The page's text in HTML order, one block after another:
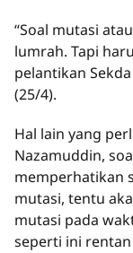
“Soal mutasi
lumrah. Tapi
pelantikan
(25/4).
Hal lain yang
Nazamuddin,
memperhatikan
mutasi, tentu
mutasi pada
seperti ini